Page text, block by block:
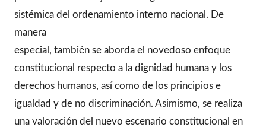
sistémica del ordenamiento interno nacional. De
manera
especial, también se aborda el novedoso enfoque
constitucional respecto a la dignidad humana y los
derechos humanos, así como de los principios e
igualdad y de no discriminación. Asimismo, se realiza
una valoración del nuevo escenario constitucional en